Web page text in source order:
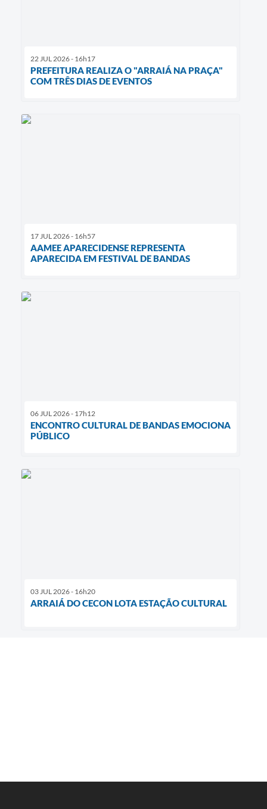
22 JUL 2026 - 16h17
PREFEITURA REALIZA O "ARRAIÁ NA PRAÇA"
COM TRÊS DIAS DE EVENTOS
17 JUL 2026 - 16h57
AAMEE APARECIDENSE REPRESENTA
APARECIDA EM FESTIVAL DE BANDAS
06 JUL 2026 - 17h12
ENCONTRO CULTURAL DE BANDAS EMOCIONA
PÚBLICO
03 JUL 2026 - 16h20
ARRAIÁ DO CECON LOTA ESTAÇÃO CULTURAL